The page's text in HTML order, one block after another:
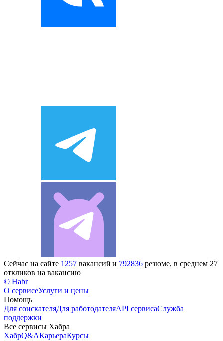
Сейчас на сайте 1257 вакансий и 792836 резюме, в среднем 27
откликов на вакансию
© Habr
О сервисеУслуги и цены
Помощь
Для соискателяДля работодателяAPI сервисаСлужба
поддержки
Все сервисы Хабра
ХабрQ&AКарьераКурсы